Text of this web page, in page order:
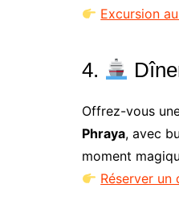
Excursion
4.
Offrez-vous
Phraya, avec
moment
Réserver un